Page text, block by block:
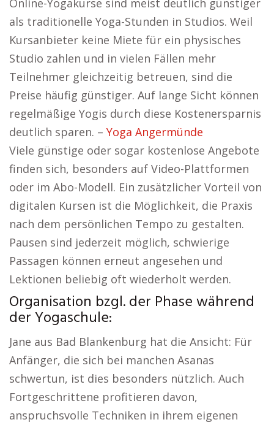
als traditionelle Yoga-Stunden in Studios. Weil
Kursanbieter keine Miete für ein physisches
Studio zahlen und in vielen Fällen mehr
Teilnehmer gleichzeitig betreuen, sind die
Preise häufig günstiger. Auf lange Sicht können
regelmäßige Yogis durch diese Kostenersparnis
deutlich sparen. – Yoga Angermünde
Viele günstige oder sogar kostenlose Angebote
finden sich, besonders auf Video-Plattformen
oder im Abo-Modell. Ein zusätzlicher Vorteil von
digitalen Kursen ist die Möglichkeit, die Praxis
nach dem persönlichen Tempo zu gestalten.
Pausen sind jederzeit möglich, schwierige
Passagen können erneut angesehen und
Lektionen beliebig oft wiederholt werden.
Organisation bzgl. der Phase während
der Yogaschule:
Jane aus Bad Blankenburg hat die Ansicht: Für
Anfänger, die sich bei manchen Asanas
schwertun, ist dies besonders nützlich. Auch
Fortgeschrittene profitieren davon,
anspruchsvolle Techniken in ihrem eigenen